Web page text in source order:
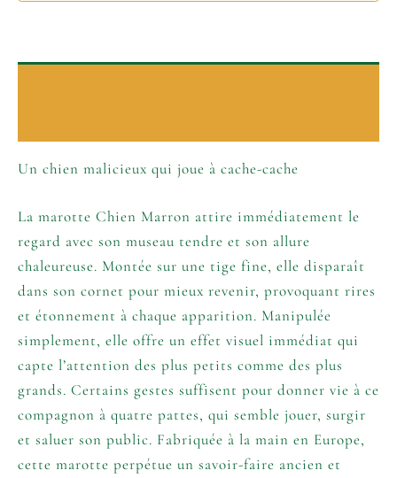
Un chien malicieux qui joue à cache-cache
La marotte Chien Marron attire immédiatement le
regard avec son museau tendre et son allure
chaleureuse. Montée sur une tige fine, elle disparaît
dans son cornet pour mieux revenir, provoquant rires
et étonnement à chaque apparition. Manipulée
simplement, elle offre un effet visuel immédiat qui
capte l’attention des plus petits comme des plus
grands. Certains gestes suffisent pour donner vie à ce
compagnon à quatre pattes, qui semble jouer, surgir
et saluer son public. Fabriquée à la main en Europe,
cette marotte perpétue un savoir-faire ancien et